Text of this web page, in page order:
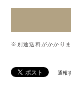
※別途送料がかかりま
通報